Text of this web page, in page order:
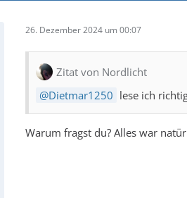
26. Dezember 2024 um 00:07
Zitat von Nordlicht
Dietmar1250 lese ich
Warum fragst du? Alles war